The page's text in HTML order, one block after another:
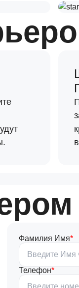
Фамилия Имя
Телефон